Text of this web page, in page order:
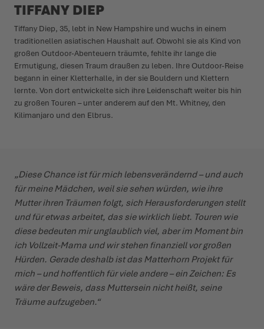
TIFFANY DIEP
Tiffany Diep, 35, lebt in New Hampshire und wuchs in einem
traditionellen asiatischen Haushalt auf. Obwohl sie als Kind von
großen Outdoor-Abenteuern träumte, fehlte ihr lange die
Ermutigung, diesen Traum draußen zu leben. Ihre Outdoor-Reise
begann in einer Kletterhalle, in der sie Bouldern und Klettern
lernte. Von dort entwickelte sich ihre Leidenschaft weiter bis hin
zu großen Touren – unter anderem auf den Mt. Whitney, den
Kilimanjaro und den Elbrus.
„Diese Chance ist für mich lebensverändernd – und auch
für meine Mädchen, weil sie sehen würden, wie ihre
Mutter ihren Träumen folgt, sich Herausforderungen stellt
und für etwas arbeitet, das sie wirklich liebt. Touren wie
diese bedeuten mir unglaublich viel, aber im Moment bin
ich Vollzeit-Mama und wir stehen finanziell vor großen
Hürden. Gerade deshalb ist das Matterhorn Projekt für
mich – und hoffentlich für viele andere – ein Zeichen: Es
wäre der Beweis, dass Muttersein nicht heißt, seine
Träume aufzugeben.“